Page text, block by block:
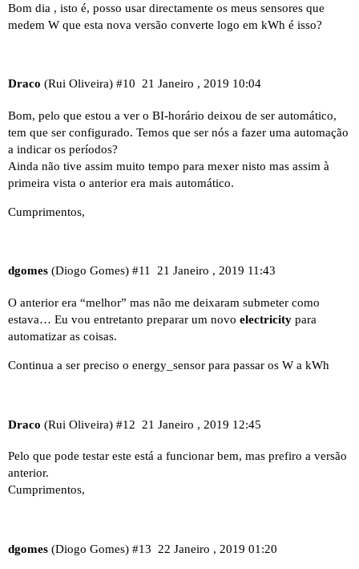
Bom dia , isto é, posso usar directamente os meus sensores que
medem W que esta nova versão converte logo em kWh é isso?
Draco (Rui Oliveira) 21 Janeiro , 2019 10:04
#10
Bom, pelo que estou a ver o BI-horário deixou de ser automático,
tem que ser configurado. Temos que ser nós a fazer uma automação
a indicar os períodos?
Ainda não tive assim muito tempo para mexer nisto mas assim à
primeira vista o anterior era mais automático.
Cumprimentos,
dgomes (Diogo Gomes) 21 Janeiro , 2019 11:43
#11
O anterior era “melhor” mas não me deixaram submeter como
estava… Eu vou entretanto preparar um novo electricity para
automatizar as coisas.
Continua a ser preciso o energy_sensor para passar os W a kWh
Draco (Rui Oliveira) 21 Janeiro , 2019 12:45
#12
Pelo que pode testar este está a funcionar bem, mas prefiro a versão
anterior.
Cumprimentos,
dgomes (Diogo Gomes) 22 Janeiro , 2019 01:20
#13